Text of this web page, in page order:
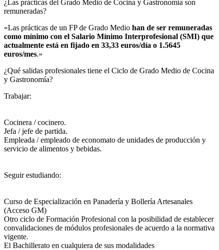
¿Las prácticas del Grado Medio de Cocina y Gastronomía son
remuneradas?​
«Las prácticas de un FP de Grado Medio han de ser remuneradas
como mínimo con el Salario Mínimo Interprofesional (SMI) que
actualmente está en fijado en 33,33 euros/día o 1.5645
euros/mes.»
¿Qué salidas profesionales tiene el Ciclo de Grado Medio de Cocina
y Gastronomía?​
Trabajar:
Cocinera / cocinero.
Jefa / jefe de partida.
Empleada / empleado de economato de unidades de producción y
servicio de alimentos y bebidas.
Seguir estudiando:
Curso de Especialización en Panadería y Bollería Artesanales
(Acceso GM)
Otro ciclo de Formación Profesional con la posibilidad de establecer
convalidaciones de módulos profesionales de acuerdo a la normativa
vigente.
El Bachillerato en cualquiera de sus modalidades